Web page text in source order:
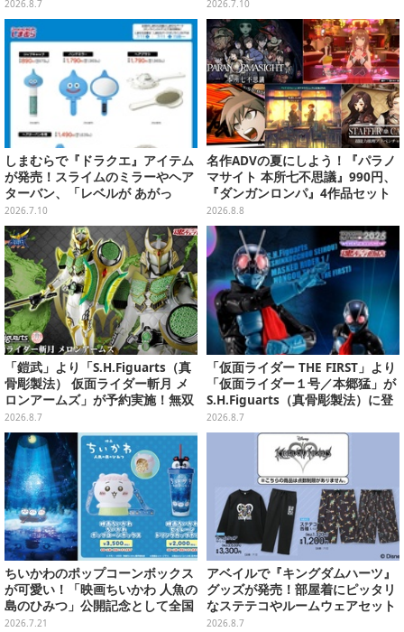
「珠由良ブラザーズ」がラインナ
ップ
2026.8.7 2026.7.10
しまむらで『ドラクエ』アイテム
が発売！スライムのミラーやヘア
ターバン、「レベルが あがっ
た！」アクセサリーなど
2026.7.10
名作ADVの夏にしよう！『パラノ
マサイト 本所七不思議』990円、
『ダンガンロンパ』4作品セット
で3,060円、“お紳士”な恋愛ADV
は1,192円！【eショップのお薦め
セール】
2026.8.8
「鎧武」より「S.H.Figuarts（真
骨彫製法） 仮面ライダー斬月 メ
ロンアームズ」が予約実施！無双
セイバー、メロンディフェンダー
が付属
2026.8.7
「仮面ライダー THE FIRST」より
「仮面ライダー１号／本郷猛」が
S.H.Figuarts（真骨彫製法）に登
場！8月18日より予約受付開始
2026.8.7
ちいかわのポップコーンボックス
が可愛い！「映画ちいかわ 人魚の
島のひみつ」公開記念として全国
劇場で販売決定、セイレーンドリ
2026.7.21
アベイルで『キングダムハーツ』
グッズが発売！部屋着にピッタリ
なステテコやルームウェアセット
2026.8.7